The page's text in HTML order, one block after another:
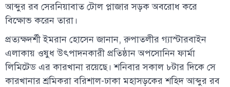
আব্দুর রব সেরনিয়াবাত টোল প্লাজার সড়ক অবরোধ করে
বিক্ষোভ করেন তারা।
প্রত্যক্ষদর্শী ইমরান হোসেন জানান, রুপাতলীর গ্যাস্টারবাইন
এলাকায় ওষুধ উৎপাদনকারী প্রতিষ্ঠান অপসোনিন ফার্মা
লিমিটেড এর কারখানা রয়েছে। শনিবার সকাল ৮টার দিকে সে
কারখানার শ্রমিকরা বরিশাল-ঢাকা মহাসড়কের শহিদ আব্দুর রব